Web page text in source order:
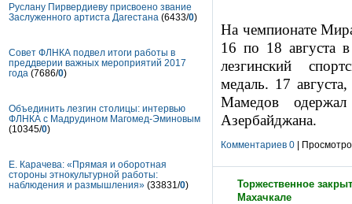
На чемпионате
16 по 18 августа
лезгинский
медаль. 17
Мамедов
Азербайджана.
Комментариев 0 |
Торжественное
Махачкале
Руслану Пирвердиеву присвоено звание
Заслуженного артиста Дагестана (6433/0)
Совет ФЛНКА подвел итоги работы в
преддверии важных мероприятий 2017
года (7686/0)
Объединить лезгин столицы: интервью
ФЛНКА с Мадрудином Магомед-Эминовым
(10345/0)
Е. Карачева: «Прямая и оборотная
стороны этнокультурной работы:
наблюдения и размышления» (33831/0)